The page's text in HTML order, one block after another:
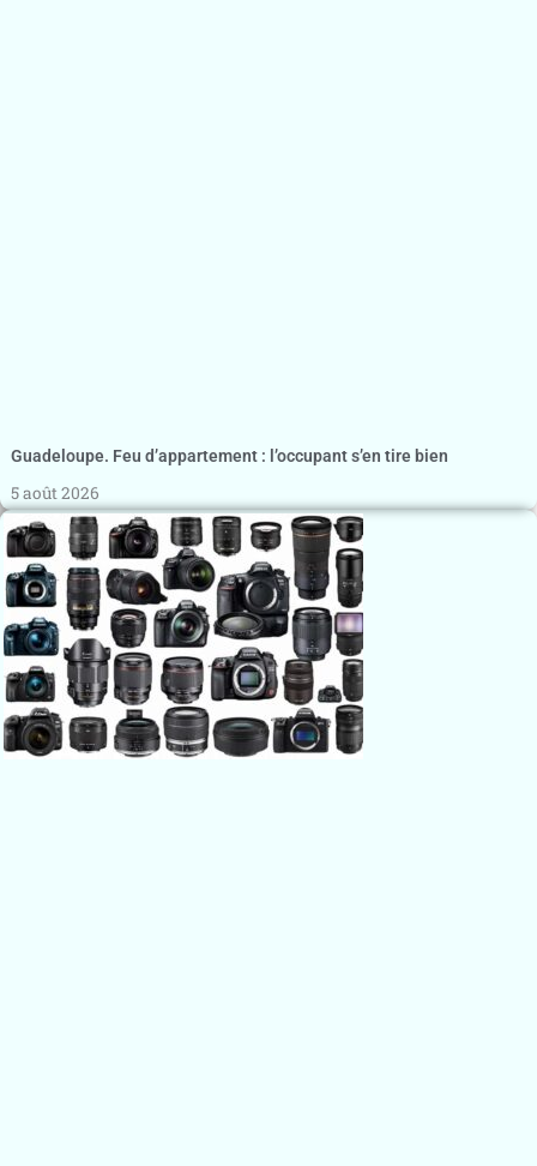
Guadeloupe. Feu d’appartement : l’occupant s’en tire bien
5 août 2026